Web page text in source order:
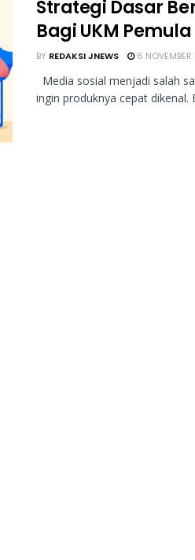
Strategi Dasar
Bagi UKM Pemula
BY REDAKSI JNEWS 6
Media sosial menjadi salah
ingin produknya cepat dikenal.